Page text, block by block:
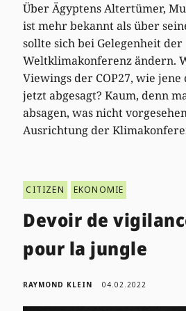
Über Ägyptens Altertümer,
ist mehr bekannt als über
sollte sich bei Gelegenheit der
Weltklimakonferenz ändern.
Viewings der COP27, wie
jetzt abgesagt? Kaum, denn
absagen, was nicht
Ausrichtung der
CITIZEN EKONOMIE
Devoir de
pour la jungle
RAYMOND KLEIN 04.02.2022